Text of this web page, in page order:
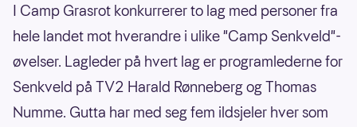
I Camp Grasrot konkurrerer to lag med personer fra
hele landet mot hverandre i ulike "Camp Senkveld"-
øvelser. Lagleder på hvert lag er programlederne for
Senkveld på TV2 Harald Rønneberg og Thomas
Numme. Gutta har med seg fem ildsjeler hver som